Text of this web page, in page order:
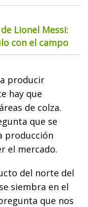
Lionel Messi:
con el campo
producir
hay que
de colza.
que se
producción
el mercado.
del norte del
siembra en el
que nos